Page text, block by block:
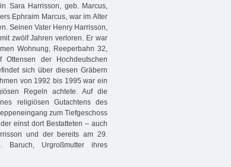
Sara Harrisson, geb. Marcus,
Ephraim Marcus, war im Alter
Seinen Vater Henry Harrisson,
zwölf Jahren verloren. Er war
Wohnung, Reeperbahn 32,
der Hochdeutschen
sich über diesen Gräbern
von 1992 bis 1995 war ein
Regeln achtete. Auf die
religiösen Gutachtens des
zum Tiefgeschoss
einst dort Bestatteten – auch
und der bereits am 29.
Baruch, Urgroßmutter ihres